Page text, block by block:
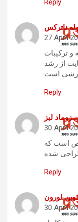
Reply
ناترکس
27 April
و ترکیبات
از رشد
Reply
زوماد لبز
30 April
است که
Reply
لورون
30 April